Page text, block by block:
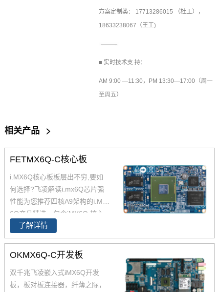
方案定制 类： 17713286015 （杜工），
18633238067（王工)
■ 实时技术支 持：
AM 9:00 —11:30，PM 13:30—17:00（周一
至周五）
相关产品 >
FETMX6Q-C核心板
i.MX6Q核心板板层出不穷,要如
何选择?飞凌解读i.mx6Q芯片强
性能为您推荐四核A9架构的i.MX
6Q产品精选，包含iMX6Q 核心
板、i.MX6Q 核心板、iMX6Q工
业级核心板，欢迎采购。 i.MX6
Q核心板基于NXP（原Freescal
处理器设计，核心板小尺寸核心
板搭配独特的薄款连接器，让设
了解详情
OKMX6Q-C开发板
双千兆飞凌嵌入式iMX6Q开发
板，板对板连接器，纤薄之际，